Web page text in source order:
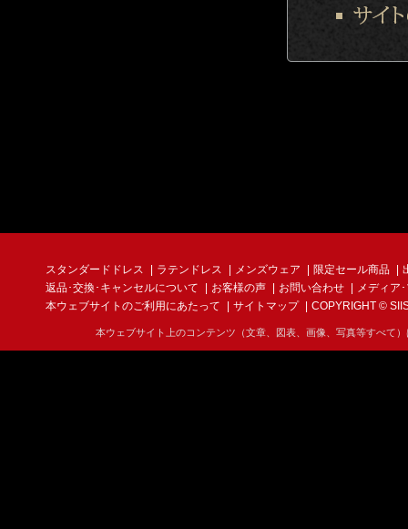
スタンダードドレス ラテンドレス メンズウェア 限定セール商品
返品･交換･キャンセルについて
お客様の声 お問い合わせ
メディア
本ウェブサイトのご利用にあたって
サイトマップ COPYRIGHT ©
本ウェブサイト上のコンテンツ（文章、図表、画像、写真等すべて